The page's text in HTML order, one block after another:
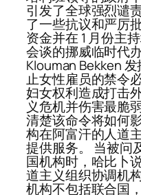
引发了全球强烈谴
了一些抗议和严厉
资金并在 1 月份主
会谈的挪威临时代
Klouman Bekken
止女性雇员的禁令
妇女权利造成打击
义危机并伤害最脆
清楚该命令将如何
构在阿富汗的人道
提供服务。 当被问
国机构时，哈比卜
道主义组织协调机
机构不包括联合国